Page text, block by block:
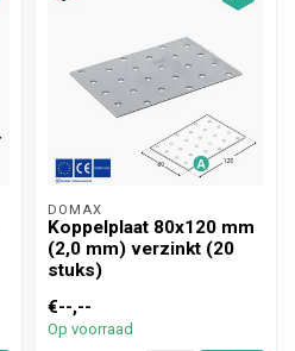
DOMAX
Koppelplaat 80x120 mm
(2,0 mm) verzinkt (20
stuks)
€--,--
Op voorraad